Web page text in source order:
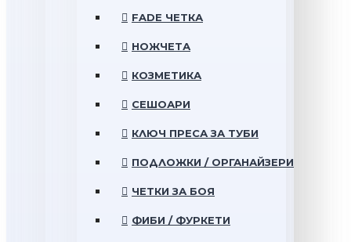
FADE ЧЕТКА
НОЖЧЕТА
КОЗМЕТИКА
СЕШОАРИ
КЛЮЧ ПРЕСА ЗА ТУБИ
ПОДЛОЖКИ / ОРГАНАЙЗЕРИ
ЧЕТКИ ЗА БОЯ
ФИБИ / ФУРКЕТИ